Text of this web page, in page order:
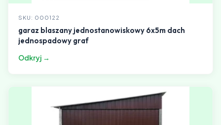
SKU: 000122
garaz blaszany jednostanowiskowy 6x5m dach
jednospadowy graf
Odkryj →